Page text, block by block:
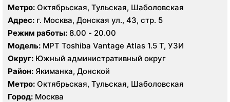
Метро: Октябрьская, Тульская, Шаболовская
Адрес: г. Москва, Донская ул., 43, стр. 5
Режим работы: 8.00 - 20.00
Модель: МРТ Toshiba Vantage Atlas 1.5 Т, УЗИ
Округ: Южный административный округ
Район: Якиманка, Донской
Метро: Октябрьская, Тульская, Шаболовская
Город: Москва